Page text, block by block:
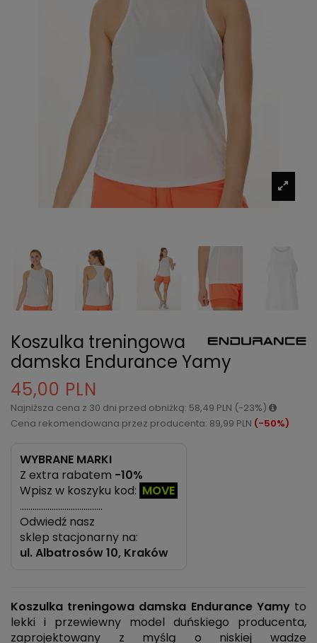
Koszulka treningowa
damska Endurance Yamy
45,00 PLN
Najniższa cena z 30 dni przed obniżką: 58,49 PLN (-23%)
Cena rekomendowana przez producenta: 89,99 PLN (-50%)
WYBRANE MARKI
Z extra rabatem -10%
Wpisz w koszyku kod: MOVE
…………………………………
Odwiedź nasz
sklep stacjonarny na:
ul.Albatrosów 10, Kraków
Koszulka treningowa damska Endurance Yamyto
lekki i przewiewny model duńskiego producenta,
zaprojektowany z myślą o niskiej wadze